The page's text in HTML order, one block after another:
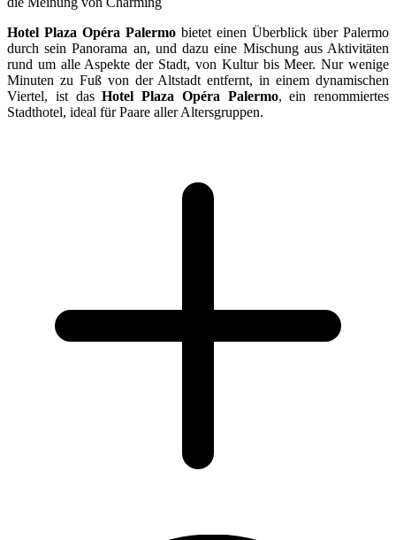
Hotel Plaza Opéra Palermo bietet einen Überblick über Palermo
durch sein Panorama an, und dazu eine Mischung aus Aktivitäten
rund um alle Aspekte der Stadt, von Kultur bis Meer. Nur wenige
Minuten zu Fuß von der Altstadt entfernt, in einem dynamischen
Viertel, ist dasHotel Plaza Opéra Palermo, ein renommiertes
Stadthotel, ideal für Paare aller Altersgruppen.